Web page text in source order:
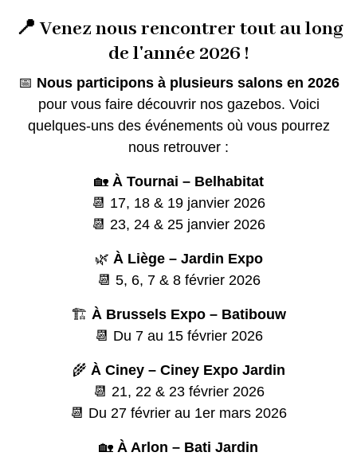
📍 Venez nous rencontrer tout au long
de l'année 2026 !
📅 Nous participons à plusieurs salons en 2026
pour vous faire découvrir nos gazebos. Voici
quelques-uns des événements où vous pourrez
nous retrouver :
🏡 À Tournai – Belhabitat
📆 17, 18 & 19 janvier 2026
📆 23, 24 & 25 janvier 2026
🌿 À Liège – Jardin Expo
📆 5, 6, 7 & 8 février 2026
🏗️ À Brussels Expo – Batibouw
📆 Du 7 au 15 février 2026
🌾 À Ciney – Ciney Expo Jardin
📆 21, 22 & 23 février 2026
📆 Du 27 février au 1er mars 2026
🏡 À Arlon – Bati Jardin